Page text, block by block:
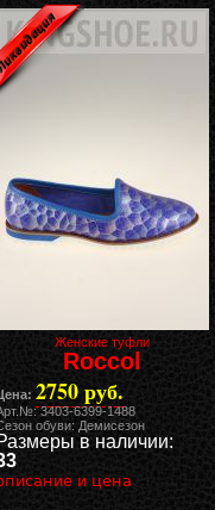
Женские туфли
Roccol
2750 руб.
3403-6399-1488
обуви: Демисезон
в наличии:
и цена